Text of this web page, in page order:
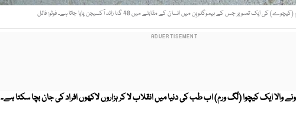
کی ایک تصویر جس کے ہیموگلوبِن میں انسان کے مقابلے میں 40 گنا زائد آکسیجن پایا جاتا ہے۔ فوٹو: فائل
ایک کیچوا (لُگ ورم) اب طب کی دنیا میں انقلاب لا کر ہزاروں لاکھوں افراد کی جان بچا سکتا ہے۔